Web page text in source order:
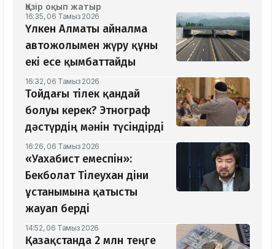
Қазір оқып жатыр
16:35, 06 Тамыз 2026
Үлкен Алматы айналма
автожолымен жүру құны
екі есе қымбаттайды
16:32, 06 Тамыз 2026
Тойдағы тілек қандай
болуы керек? Этнограф
дәстүрдің мәнін түсіндірді
16:26, 06 Тамыз 2026
«Уахабист емеспін»:
Бекболат Тілеухан діни
ұстанымына қатысты
жауап берді
14:52, 06 Тамыз 2026
Қазақстанда 2 млн теңге